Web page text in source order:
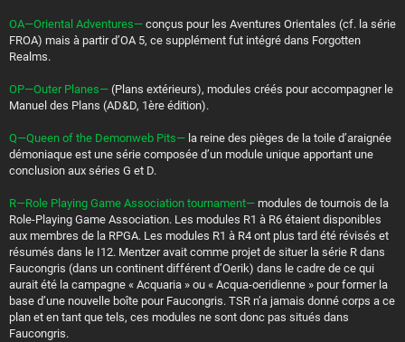
OA—Oriental Adventures— conçus pour les Aventures Orientales (cf. la série
FROA) mais à partir d’OA 5, ce supplément fut intégré dans Forgotten
Realms.
OP—Outer Planes— (Plans extérieurs), modules créés pour accompagner le
Manuel des Plans (AD&D, 1ère édition).
Q—Queen of the Demonweb Pits— la reine des pièges de la toile d’araignée
démoniaque est une série composée d’un module unique apportant une
conclusion aux séries G et D.
R—Role Playing Game Association tournament— modules de tournois de la
Role-Playing Game Association. Les modules R1 à R6 étaient disponibles
aux membres de la RPGA. Les modules R1 à R4 ont plus tard été révisés et
résumés dans le I12. Mentzer avait comme projet de situer la série R dans
Faucongris (dans un continent différent d’Oerik) dans le cadre de ce qui
aurait été la campagne « Acquaria » ou « Acqua-oeridienne » pour former la
base d’une nouvelle boîte pour Faucongris. TSR n’a jamais donné corps a ce
plan et en tant que tels, ces modules ne sont donc pas situés dans
Faucongris.